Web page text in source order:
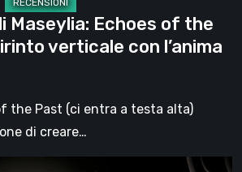
Maseylia: Echoes of the
verticale con l’anima
the Past (ci entra a testa alta)
di creare…